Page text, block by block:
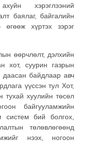
хэрэглээний
баялаг, байгалийн
хүртэх зэрэг
өөрчлөлт, дэлхийн
хот, суурин газрын
даасан байдлаар авч
үүссэн тул Хот,
тухай хуулийн төсөл
байгууламжийн
систем бий болгох,
төлөвлөгөөнд
нээх, ногоон